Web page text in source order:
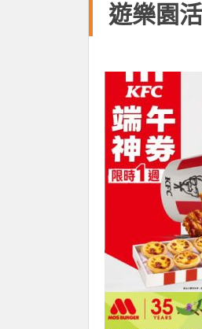
遊樂園